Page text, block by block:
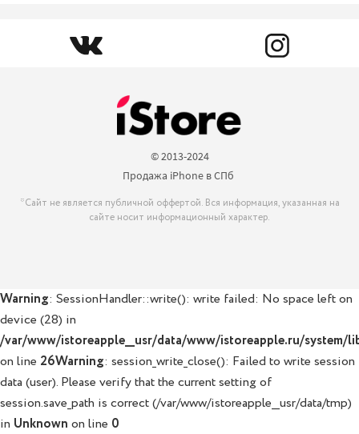
© 2013-2024
Продажа iPhone в СПб
*Сайт не является публичной оффертой. Вся информация, указанная на
сайте носит информационный характер.
Warning: SessionHandler::write(): write failed: No space left on
device (28) in
/var/www/istoreapple__usr/data/www/istoreapple.ru/system/
on line 26Warning: session_write_close(): Failed to write session
data (user). Please verify that the current setting of
session.save_path is correct (/var/www/istoreapple__usr/data/tmp)
in Unknown on line 0